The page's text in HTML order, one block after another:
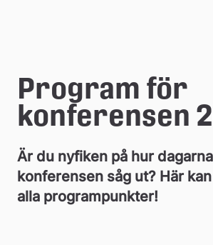
Program för
konferensen
Är du nyfiken på hur
konferensen såg ut? Här
alla programpunkter!